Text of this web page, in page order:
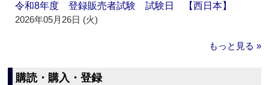
令和8年度 登録販売者試験 試験日 【西日本】
2026年05月26日 (火)
もっと見る »
購読・購入・登録